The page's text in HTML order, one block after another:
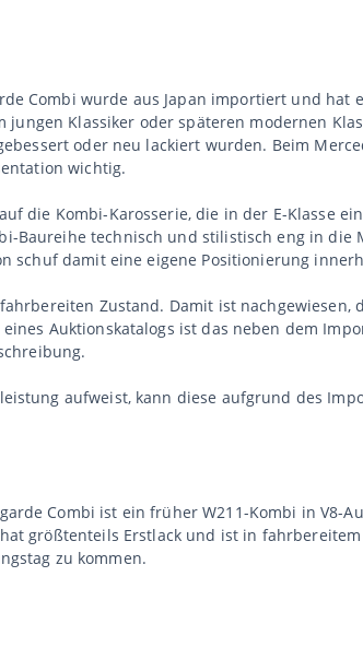
Combi wurde aus Japan importiert und
jungen Klassiker oder späteren modernen
oder neu lackiert wurden. Beim
wichtig.
die Kombi-Karosserie, die in der E-Klasse
Baureihe technisch und stilistisch eng in
schuf damit eine eigene Positionierung
Zustand. Damit ist
Auktionskatalogs ist das neben dem
aufweist, kann diese aufgrund des
Combi ist ein früher W211-Kombi in
größtenteils Erstlack und ist in
zu kommen.